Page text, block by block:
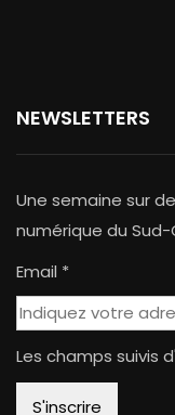
NEWSLETTERS
Une semaine sur
numérique du
Email *
Les champs suivis